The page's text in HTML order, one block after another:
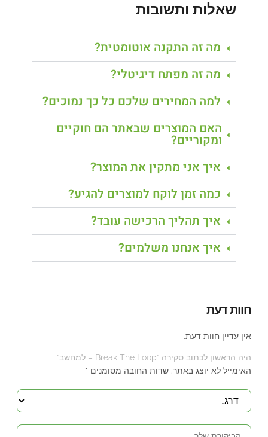
שאלות ותשובות
מה זה התקנה אוטומטית?
מה זה מפתח דיגיטלי?
למה המחירים שלכם כל כך נמוכים?
האם המוצרים שבאתר הם חוקיים
ומקוריים?
איך אני מתקין את המוצר?
כמה זמן לוקח למוצרים להגיע?
איך תהליך הרכישה עובד?
איך אנחנו משלמים?
חוות דעת
אין עדיין חוות דעת.
היה הראשון לכתוב סקירה “Break The Loop – למחשב”
האימייל לא יוצג באתר. שדות החובה מסומנים *